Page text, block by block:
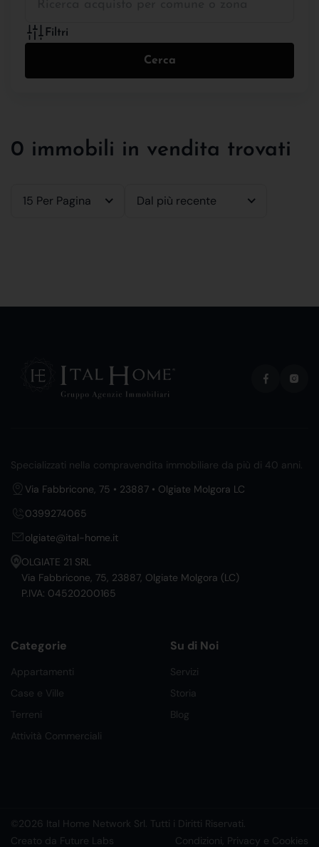
Filtri
Cerca
0 immobili in vendita trovati
15 Per Pagina Dal più recente
Specializzati nella compravendita immobiliare da più di 40 anni.
Via Fabbricone, 75 • 23887 • Olgiate Molgora LC
0399274065
olgiate@ital-home.it
OLGIATE 21 SRL
Via Fabbricone, 75, 23887, Olgiate Molgora (LC)
P.IVA: 04520200165
Categorie
Appartamenti
Case e Ville
Terreni
Attività Commerciali
Su di Noi
Servizi
Storia
Blog
©2026 Ital Home Network Srl. Tutti i Diritti Riservati.
Creato da Future Labs
Condizioni, Privacy e Cookies